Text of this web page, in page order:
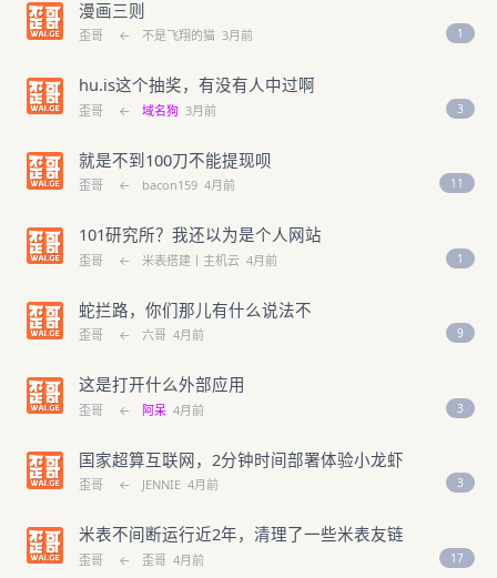
漫画三则
歪哥 ← 不是飞翔的猫 3月前 1
hu.is这个抽奖，有没有人中过啊
歪哥 ← 域名狗 3月前 3
就是不到100刀不能提现呗
歪哥 ← bacon159 4月前 11
101研究所？我还以为是个人网站
歪哥 ← 米表搭建丨主机云 4月前 1
蛇拦路，你们那儿有什么说法不
歪哥 ← 六哥 4月前 9
这是打开什么外部应用
歪哥 ← 阿呆 4月前 3
国家超算互联网，2分钟时间部署体验小龙虾
歪哥 ← JENNIE 4月前 3
米表不间断运行近2年，清理了一些米表友链
歪哥 ← 歪哥 4月前 17